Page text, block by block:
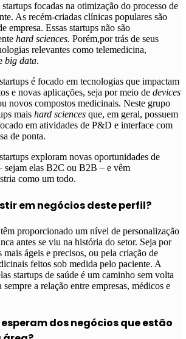
focadas na otimização do processo de
As recém-criadas clínicas populares são
empresa. Essas startups não são
hard sciences. Porém,por trás de seus
relevantes como telemedicina,
big data.
é focado em tecnologias que impactam
e novas aplicações, seja por meio de devices
novos compostos medicinais. Neste grupo
mais hard sciences que, em geral, possuem
em atividades de P&D e interface com
de ponta.
exploram novas oportunidades de
sejam elas B2C ou B2B – e vêm
como um todo.
em negócios deste perfil?
têm proporcionado um nível de personalização
antes se viu na história do setor. Seja por
mais ágeis e precisos, ou pela criação de
feitos sob medida pelo paciente. A
startups de saúde é um caminho sem volta
a relação entre empresas, médicos e
esperam dos negócios que estão